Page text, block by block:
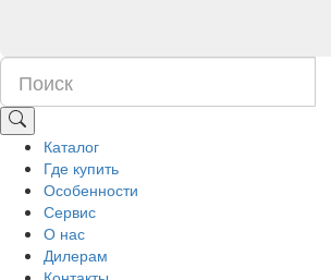
Каталог
Где купить
Особенности
Сервис
О нас
Дилерам